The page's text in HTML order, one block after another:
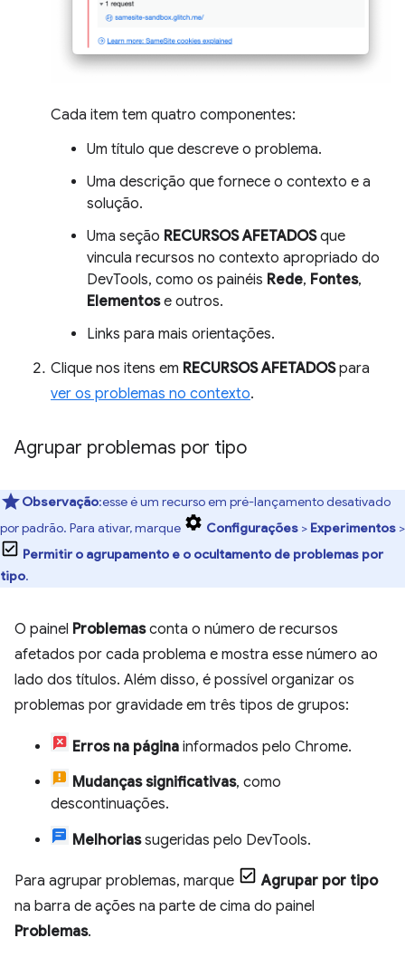
Cada item tem quatro componentes:
Um título que descreve o problema.
Uma descrição que fornece o contexto e a
solução.
Uma seção RECURSOS AFETADOSque
vincula recursos no contexto apropriado do
DevTools, como os painéis Rede, Fontes,
Elementose outros.
Links para mais orientações.
Clique nos itens em RECURSOS AFETADOSpara
ver os problemas no contexto.
Agrupar problemas por tipo
Observação:esse é um recurso em pré-lançamento desativado
por padrão. Para ativar, marque
Configurações > Experimentos >
Permitir o agrupamento e o ocultamento de problemas por
tipo.
O painel Problemasconta o número de recursos
afetados por cada problema e mostra esse número ao
lado dos títulos. Além disso, é possível organizar os
problemas por gravidade em três tipos de grupos:
Erros na página informados pelo Chrome.
Mudanças significativas, como
descontinuações.
Melhoriassugeridas pelo DevTools.
Para agrupar problemas, marque
Agrupar por tipo
na barra de ações na parte de cima do painel
Problemas.